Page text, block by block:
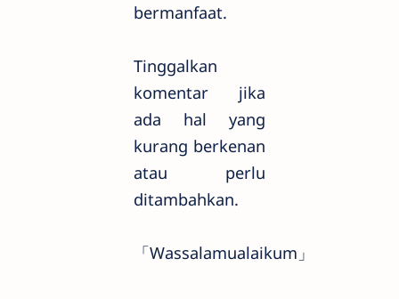
bermanfaat.
Tinggalkan
komentar jika
ada hal yang
kurang berkenan
atau perlu
ditambahkan.
「Wassalamualaikum」